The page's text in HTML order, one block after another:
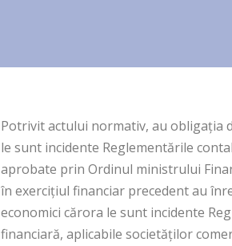
Potrivit actului normativ, au obligaţia
le sunt incidente Reglementările
aprobate prin Ordinul ministrului
în exerciţiul financiar precedent au
economici cărora le sunt incidente
financiară, aplicabile societăţilor